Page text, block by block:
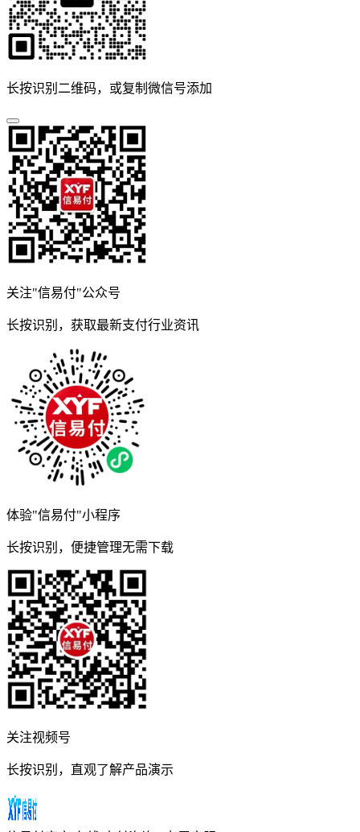
长按识别二维码，或复制微信号添加
关注"信易付"公众号
长按识别，获取最新支付行业资讯
体验"信易付"小程序
长按识别，便捷管理无需下载
关注视频号
长按识别，直观了解产品演示